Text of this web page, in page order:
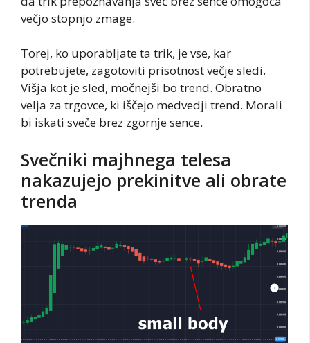
večjo stopnjo zmage.
Torej, ko uporabljate ta trik, je vse, kar
potrebujete, zagotoviti prisotnost večje sledi.
Višja kot je sled, močnejši bo trend. Obratno
velja za trgovce, ki iščejo medvedji trend. Morali
bi iskati sveče brez zgornje sence.
Svečniki majhnega telesa
nakazujejo prekinitve ali obrate
trenda